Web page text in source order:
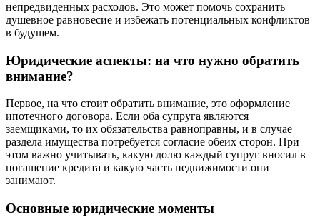
непредвиденных расходов. Это может помочь сохранить
душевное равновесие и избежать потенциальных конфликтов
в будущем.
Юридические аспекты: на что нужно обратить
внимание?
Первое, на что стоит обратить внимание, это оформление
ипотечного договора. Если оба супруга являются
заемщиками, то их обязательства равноправны, и в случае
раздела имущества потребуется согласие обеих сторон. При
этом важно учитывать, какую долю каждый супруг вносил в
погашение кредита и какую часть недвижимости они
занимают.
Основные юридические моменты